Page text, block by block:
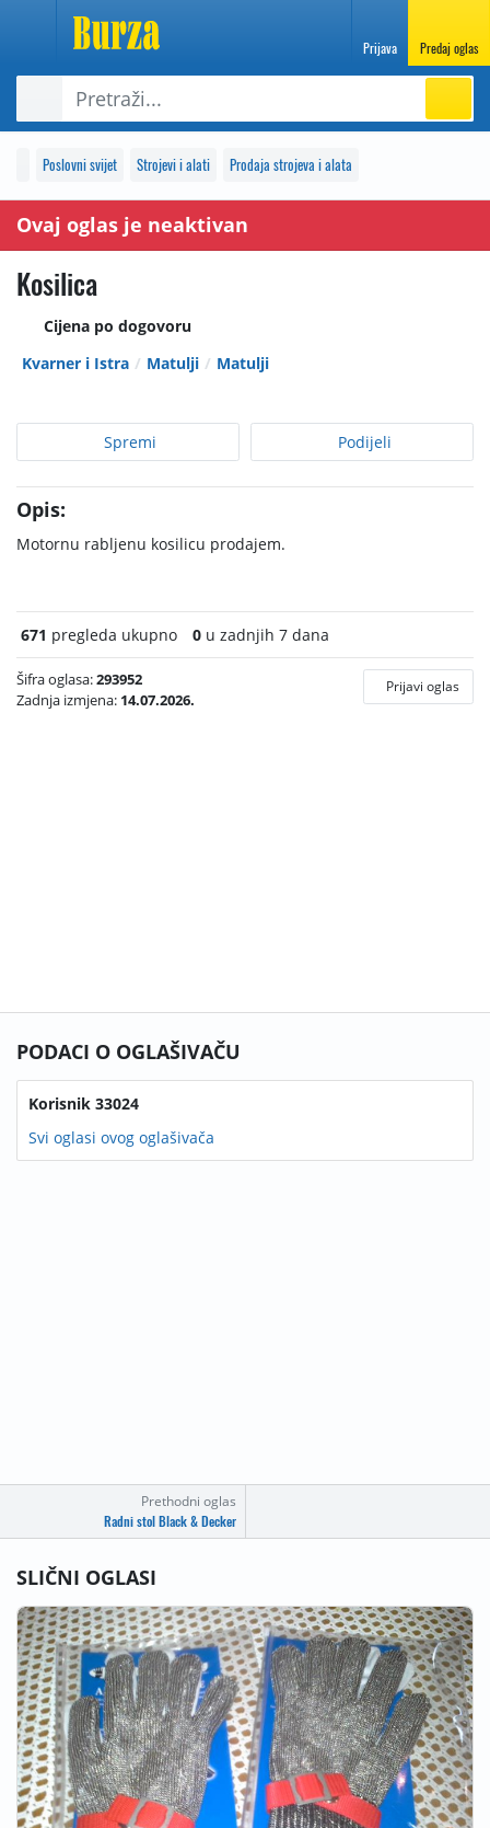
Prijava Predaj oglas
Poslovni svijet Strojevi i alati Prodaja strojeva i alata
Ovaj oglas je neaktivan
Kosilica
Cijena po dogovoru
Kvarner i Istra
Matulji Matulji
Spremi Podijeli
Opis:
Motornu rabljenu kosilicu prodajem.
671 pregleda ukupno 0 u zadnjih 7 dana
Šifra oglasa:293952
Zadnja izmjena: 14.07.2026.
Prijavi oglas
Prethodni oglas
Radni stol Black & Decker
PODACI O OGLAŠIVAČU
Korisnik 33024
Svi oglasi ovog oglašivača
SLIČNI OGLASI